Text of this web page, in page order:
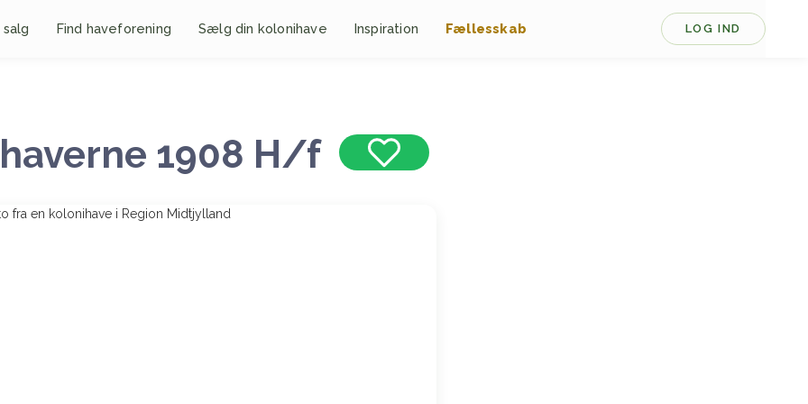
Find haveforening Sælg din kolonihave Inspiration Fællesskab LOG IND
1908 H/f